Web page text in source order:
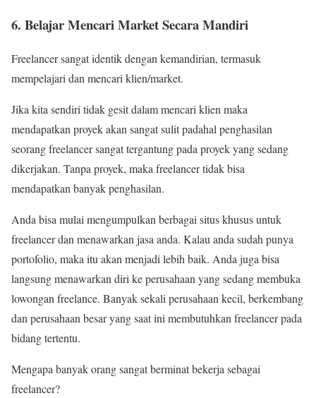
6. Belajar Mencari Market Secara Mandiri
Freelancer sangat identik dengan kemandirian, termasuk
mempelajari dan mencari klien/market.
Jika kita sendiri tidak gesit dalam mencari klien maka
mendapatkan proyek akan sangat sulit padahal penghasilan
seorang freelancer sangat tergantung pada proyek yang sedang
dikerjakan. Tanpa proyek, maka freelancer tidak bisa
mendapatkan banyak penghasilan.
Anda bisa mulai mengumpulkan berbagai situs khusus untuk
freelancer dan menawarkan jasa anda. Kalau anda sudah punya
portofolio, maka itu akan menjadi lebih baik. Anda juga bisa
langsung menawarkan diri ke perusahaan yang sedang membuka
lowongan freelance. Banyak sekali perusahaan kecil, berkembang
dan perusahaan besar yang saat ini membutuhkan freelancer pada
bidang tertentu.
Mengapa banyak orang sangat berminat bekerja sebagai
freelancer?